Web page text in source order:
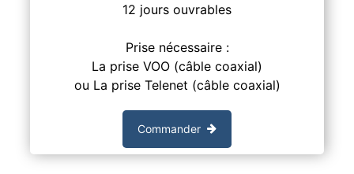
12 jours ouvrables
Prise nécessaire :
La prise VOO (câble coaxial)
ou La prise Telenet (câble coaxial)
Commander